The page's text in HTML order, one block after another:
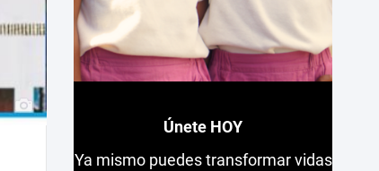
Únete HOY
Ya mismo puedes transformar vidas